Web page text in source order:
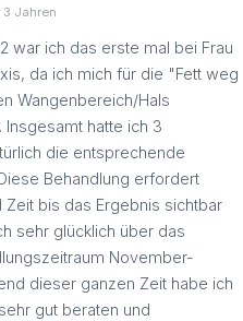
3 Jahren
war ich das erste mal bei Frau
da ich mich für die "Fett weg
Wangenbereich/Hals
Insgesamt hatte ich 3
die entsprechende
Behandlung erfordert
Zeit bis das Ergebnis sichtbar
sehr glücklich über das
November-
dieser ganzen Zeit habe ich
gut beraten und